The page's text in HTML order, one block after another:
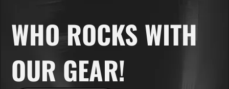
WHO ROCKS WITH
OUR GEAR!